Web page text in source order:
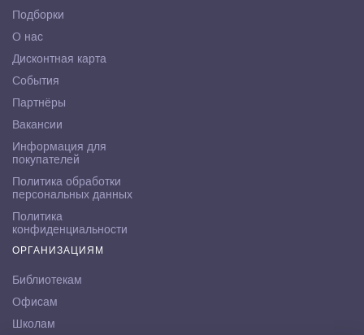
Подборки
О нас
Дисконтная карта
События
Партнёры
Вакансии
Информация для
покупателей
Политика обработки
персональных данных
Политика
конфиденциальности
ОРГАНИЗАЦИЯМ
Библиотекам
Офисам
Школам